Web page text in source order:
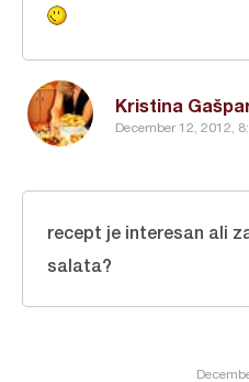
Kristina
December 12, 2012,
recept je interesan ali
salata?